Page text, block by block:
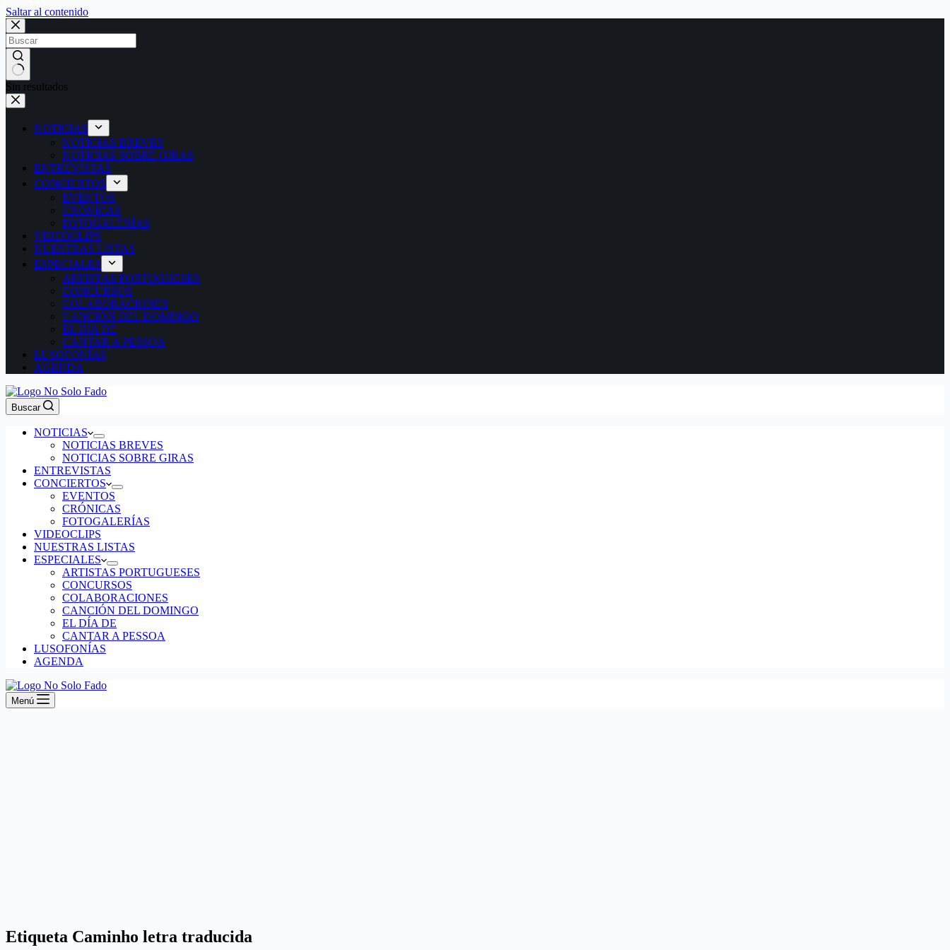
Saltar al contenido
Sin resultados
NOTICIAS
NOTICIAS BREVES
NOTICIAS SOBRE GIRAS
ENTREVISTAS
CONCIERTOS
EVENTOS
CRÓNICAS
FOTOGALERÍAS
VIDEOCLIPS
NUESTRAS LISTAS
ESPECIALES
ARTISTAS PORTUGUESES
CONCURSOS
COLABORACIONES
CANCIÓN DEL DOMINGO
EL DÍA DE
CANTAR A PESSOA
LUSOFONÍAS
AGENDA
Buscar
NOTICIAS
NOTICIAS BREVES
NOTICIAS SOBRE GIRAS
ENTREVISTAS
CONCIERTOS
EVENTOS
CRÓNICAS
FOTOGALERÍAS
VIDEOCLIPS
NUESTRAS LISTAS
ESPECIALES
ARTISTAS PORTUGUESES
CONCURSOS
COLABORACIONES
CANCIÓN DEL DOMINGO
EL DÍA DE
CANTAR A PESSOA
LUSOFONÍAS
AGENDA
Menú
Etiqueta Caminho letra traducida